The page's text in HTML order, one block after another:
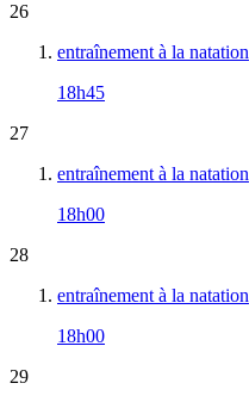
26
entraînement à la natation
18h45
27
entraînement à la natation
18h00
28
entraînement à la natation
18h00
29